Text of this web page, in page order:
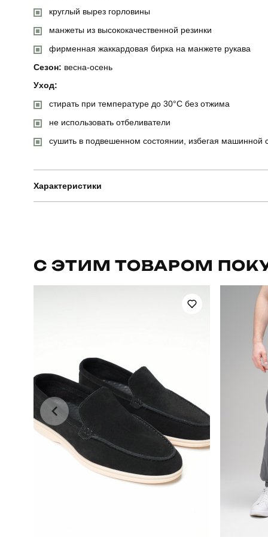
круглый вырез горловины
манжеты из высококачественной резинки
фирменная жаккардовая бирка на манжете рукава
Сезон: весна-осень
Уход:
стирать при температуре до 30°C без отжима
не использовать отбеливатели
сушить в подвешенном состоянии, избегая машинной
Характеристики
Стиль
80%
С ЭТИМ ТОВАРОМ